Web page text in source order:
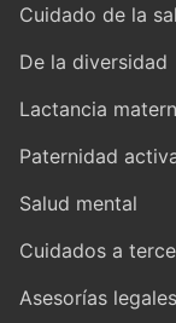
Cuidado de la
De la diversidad
Lactancia
Paternidad
Salud mental
Cuidados a
Asesorías